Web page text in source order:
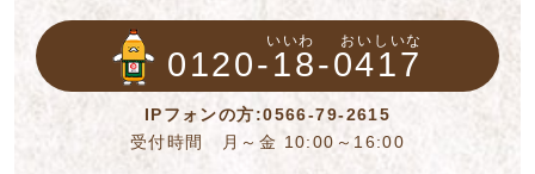
いいわ おいしいな
0120-18-0417
IPフォンの方:0566-79-2615
受付時間 月～金 10:00～16:00